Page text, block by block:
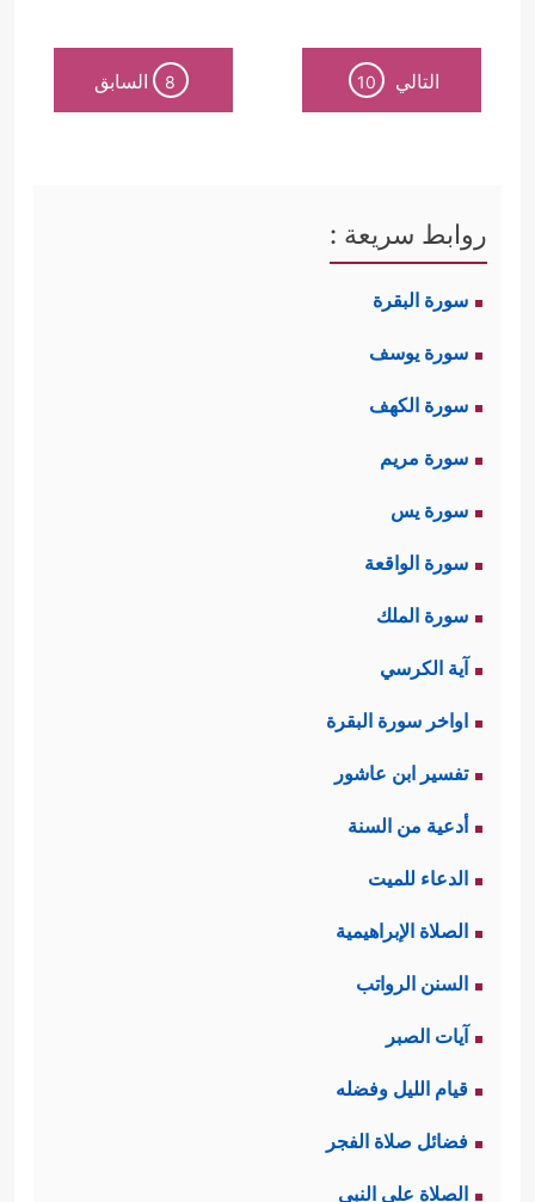
التالي 10
8 السابق
روابط سريعة :
سورة البقرة
سورة يوسف
سورة الكهف
سورة مريم
سورة يس
سورة الواقعة
سورة الملك
آية الكرسي
اواخر سورة البقرة
تفسير ابن عاشور
أدعية من السنة
الدعاء للميت
الصلاة الإبراهيمية
السنن الرواتب
آيات الصبر
قيام الليل وفضله
فضائل صلاة الفجر
الصلاة على النبي